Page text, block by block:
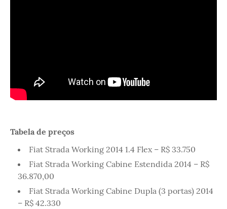
Tabela de preços
Fiat Strada Working 2014 1.4 Flex – R$ 33.750
Fiat Strada Working Cabine Estendida 2014 – R$
36.870,00
Fiat Strada Working Cabine Dupla (3 portas) 2014
– R$ 42.330